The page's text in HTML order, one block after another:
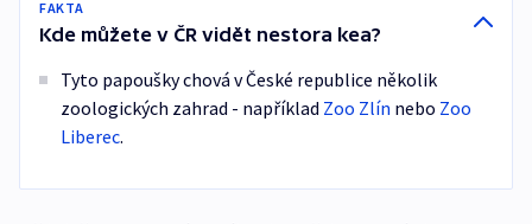
FAKTA
Kde můžete v ČR vidět nestora kea?
Tyto papoušky chová v České republice několik
zoologických zahrad - například Zoo Zlín nebo Zoo
Liberec.